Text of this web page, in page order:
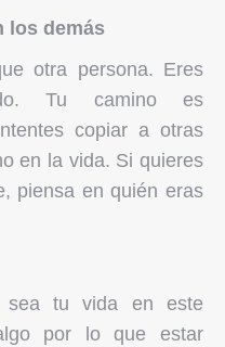
los demás
otra persona. Eres
Tu camino es
copiar a otras
en la vida. Si quieres
piensa en quién eras
sea tu vida en este
por lo que estar